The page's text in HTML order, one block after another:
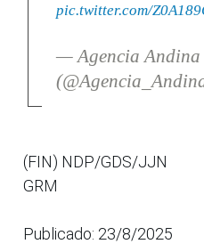
pic.twitter.com/
— Agencia Andina
(FIN) NDP/GDS/JJN
GRM
Publicado: 23/8/2025